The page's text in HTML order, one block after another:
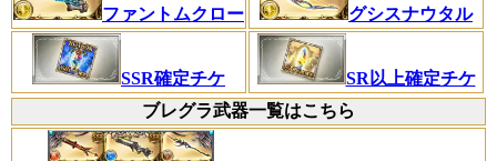
ファントムクロー グシスナウタル
SSR確定チケ
SR以上確定チケ
ブレグラ武器一覧はこちら